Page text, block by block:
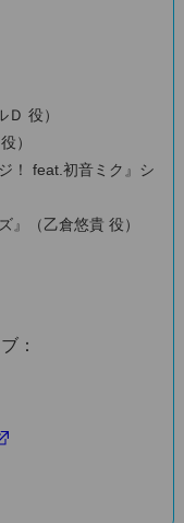
役）
）
！ feat.初音ミク』シ
』（乙倉悠貴 役）
：